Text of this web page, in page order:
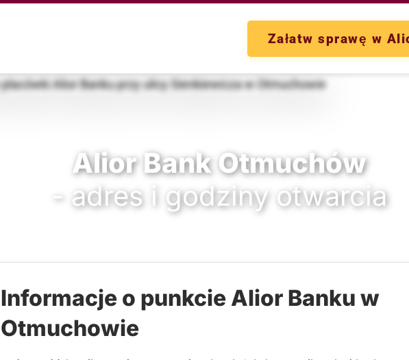
Załatw sprawę w
Alior Bank Otmuchów
- adres i godziny otwarcia
Informacje o punkcie Alior Banku w
Otmuchowie